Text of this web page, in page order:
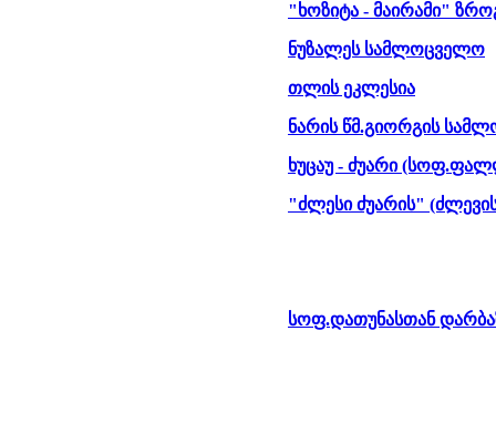
"ხოზიტა - მაირამი"
ნუზალეს სამლოცველო
თლის ეკლესია
ნარის წმ.გიორგის
ხუცაუ - ძუარი
"ძლესი ძუარის"
სოფ.დათუნასთან